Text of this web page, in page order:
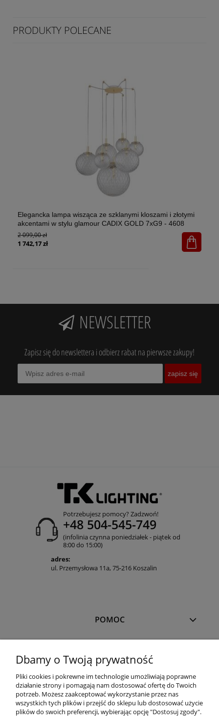
PRODUKTY POLECANE
Elegancka lampa wisząca ze szklanymi kloszami i złotymi
akcentami w stylu glamour CADIX GOLD 7xG9 - 4608
2 099,00 zł
1 742,17 zł
NEWSLETTER
Zapisz się do newslettera i odbierz rabat na pierwsze zakupy!
zapisz się
Potrzebujesz pomocy? Zadzwoń!
+48 504-545-749
(infolinia czynna poniedziałek - piątek od
8:00 do 15:00)
adres:
ul. Przemysłowa 11a, 75-216 Koszalin
POMOC
PŁATNOŚCI I DOSTAWA
OFERTA
Dbamy o Twoją prywatność
Pliki cookies i pokrewne im technologie umożliwiają poprawne
działanie strony i pomagają nam dostosować ofertę do Twoich
potrzeb. Możesz zaakceptować wykorzystanie przez nas
wszystkich tych plików i przejść do sklepu lub dostosować użycie
plików do swoich preferencji, wybierając opcję "Dostosuj zgody".